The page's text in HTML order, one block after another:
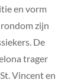
en vorm
zijn
De
trager
Vincent en